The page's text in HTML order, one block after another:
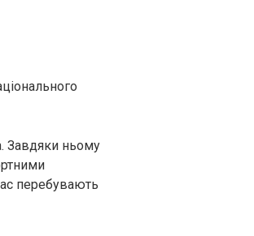
Завдяки ньому
перебувають